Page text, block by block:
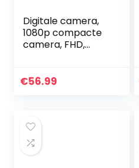
Digitale camera,
1080p compacte
camera, FHD,
draagbare mini-
€56.99